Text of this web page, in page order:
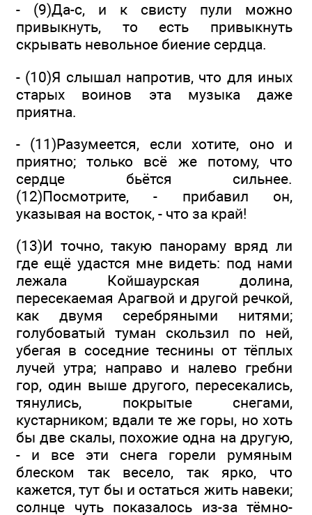
- (9)Да-с, и к свисту пули можно
привыкнуть, то есть привыкнуть
скрывать невольное биение сердца.
- (10)Я слышал напротив, что для иных
старых воинов эта музыка даже
приятна.
- (11)Разумеется, если хотите, оно и
приятно; только всё же потому, что
сердце бьётся сильнее.
(12)Посмотрите, - прибавил он,
указывая на восток, - что за край!
(13)И точно, такую панораму вряд ли
где ещё удастся мне видеть: под нами
лежала Койшаурская долина,
пересекаемая Арагвой и другой речкой,
как двумя серебряными нитями;
голубоватый туман скользил по ней,
убегая в соседние теснины от тёплых
лучей утра; направо и налево гребни
гор, один выше другого, пересекались,
тянулись, покрытые снегами,
кустарником; вдали те же горы, но хоть
бы две скалы, похожие одна на другую,
- и все эти снега горели румяным
блеском так весело, так ярко, что
кажется, тут бы и остаться жить навеки;
солнце чуть показалось из-за тёмно-